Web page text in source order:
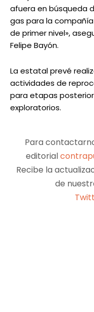
afuera en búsqueda
gas para la
de primer nivel»,
Felipe Bayón.
La estatal prevé
actividades de
para etapas
exploratorios.
Para
editorial
Recibe la
de